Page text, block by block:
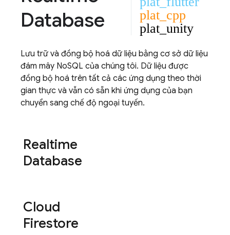
Database
plat_cpp
plat_unity
Lưu trữ và đồng bộ hoá dữ liệu bằng cơ sở dữ liệu
đám mây NoSQL của chúng tôi. Dữ liệu được
đồng bộ hoá trên tất cả các ứng dụng theo thời
gian thực và vẫn có sẵn khi ứng dụng của bạn
chuyển sang chế độ ngoại tuyến.
Realtime
Database
Cloud
Firestore